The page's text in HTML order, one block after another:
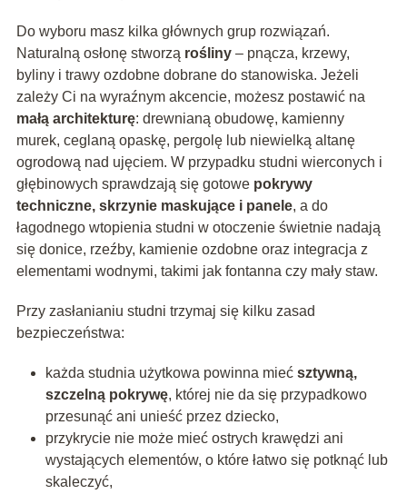
Do wyboru masz kilka głównych grup rozwiązań.
Naturalną osłonę stworzą rośliny– pnącza, krzewy,
byliny i trawy ozdobne dobrane do stanowiska. Jeżeli
zależy Ci na wyraźnym akcencie, możesz postawić na
małą architekturę: drewnianą obudowę, kamienny
murek, ceglaną opaskę, pergolę lub niewielką altanę
ogrodową nad ujęciem. W przypadku studni wierconych i
głębinowych sprawdzają się gotowe pokrywy
techniczne, skrzynie maskujące i panele, a do
łagodnego wtopienia studni w otoczenie świetnie nadają
się donice, rzeźby, kamienie ozdobne oraz integracja z
elementami wodnymi, takimi jak fontanna czy mały staw.
Przy zasłanianiu studni trzymaj się kilku zasad
bezpieczeństwa:
każda studnia użytkowa powinna mieć sztywną,
szczelną pokrywę, której nie da się przypadkowo
przesunąć ani unieść przez dziecko,
przykrycie nie może mieć ostrych krawędzi ani
wystających elementów, o które łatwo się potknąć lub
skaleczyć,